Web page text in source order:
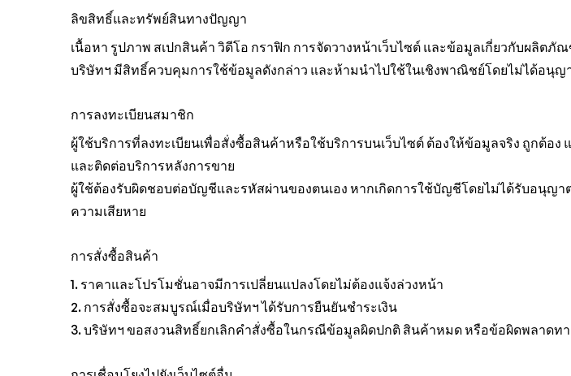
ลิขสิทธิ์และทรัพย์สินทางปัญญา
เนื้อหา รูปภาพ สเปกสินค้า วิดีโอ กราฟิก การจัดวางหน้าเว็บไซต์ และข้อมูลเกี่ยวกับผลิ
บริษัทฯ มีสิทธิ์ควบคุมการใช้ข้อมูลดังกล่าว และห้ามนำไปใช้ในเชิงพาณิชย์โดยไม่ได้อนุญ
การลงทะเบียนสมาชิก
ผู้ใช้บริการที่ลงทะเบียนเพื่อสั่งซื้อสินค้าหรือใช้บริการบนเว็บไซต์ ต้องให้ข้อมูลจริง ถูกต้อ
และติดต่อบริการหลังการขาย
ผู้ใช้ต้องรับผิดชอบต่อบัญชีและรหัสผ่านของตนเอง หากเกิดการใช้บัญชีโดยไม่ได้รับอนุญา
ความเสียหาย
การสั่งซื้อสินค้า
1. ราคาและโปรโมชั่นอาจมีการเปลี่ยนแปลงโดยไม่ต้องแจ้งล่วงหน้า
2. การสั่งซื้อจะสมบูรณ์เมื่อบริษัทฯ ได้รับการยืนยันชำระเงิน
3. บริษัทฯ ขอสงวนสิทธิ์ยกเลิกคำสั่งซื้อในกรณีข้อมูลผิดปกติ สินค้าหมด หรือข้อผิดพลาดทา